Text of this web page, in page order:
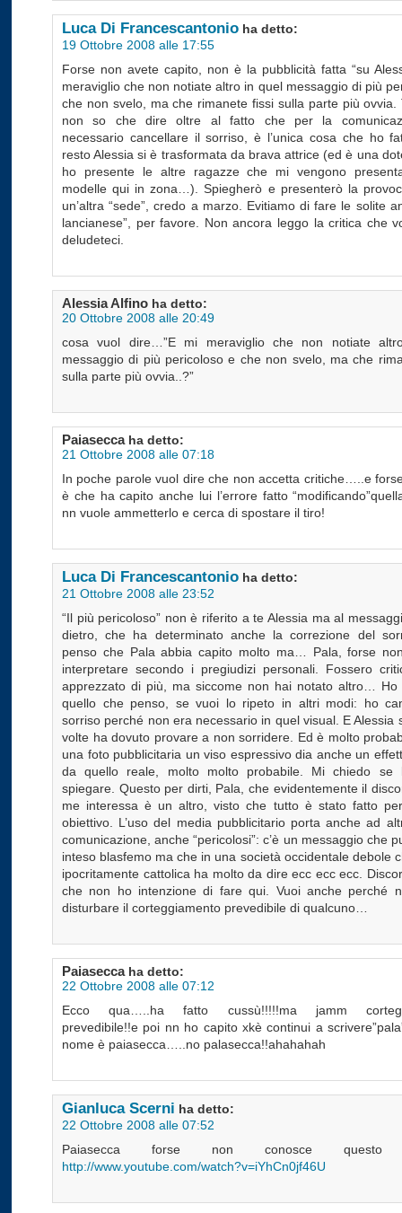
Luca Di Francescantonio ha detto:
19 Ottobre 2008 alle 17:55
Forse non avete capito, non è la pubblicità fatta “su
meraviglio che non notiate altro in quel messaggio di più
che non svelo, ma che rimanete fissi sulla parte più ovvia.
non so che dire oltre al fatto che per la
necessario cancellare il sorriso, è l’unica cosa che ho
resto Alessia si è trasformata da brava attrice (ed è una
ho presente le altre ragazze che mi vengono
modelle qui in zona…). Spiegherò e presenterò la
un’altra “sede”, credo a marzo. Evitiamo di fare le solite
lancianese”, per favore. Non ancora leggo la critica che
deludeteci.
Alessia Alfino ha detto:
20 Ottobre 2008 alle 20:49
cosa vuol dire…”E mi meraviglio che non notiate
messaggio di più pericoloso e che non svelo, ma che
sulla parte più ovvia..?”
Paiasecca ha detto:
21 Ottobre 2008 alle 07:18
In poche parole vuol dire che non accetta critiche…..e
è che ha capito anche lui l’errore fatto
nn vuole ammetterlo e cerca di spostare il tiro!
Luca Di Francescantonio ha detto:
21 Ottobre 2008 alle 23:52
“Il più pericoloso” non è riferito a te Alessia ma al
dietro, che ha determinato anche la correzione del
penso che Pala abbia capito molto ma… Pala, forse
interpretare secondo i pregiudizi personali. Fossero
apprezzato di più, ma siccome non hai notato altro… Ho
quello che penso, se vuoi lo ripeto in altri modi: ho
sorriso perché non era necessario in quel visual. E Alessia
volte ha dovuto provare a non sorridere. Ed è molto
una foto pubblicitaria un viso espressivo dia anche un
da quello reale, molto molto probabile. Mi chiedo se
spiegare. Questo per dirti, Pala, che evidentemente il
me interessa è un altro, visto che tutto è stato fatto
obiettivo. L’uso del media pubblicitario porta anche ad
comunicazione, anche “pericolosi”: c’è un messaggio che
inteso blasfemo ma che in una società occidentale debole
ipocritamente cattolica ha molto da dire ecc ecc ecc.
che non ho intenzione di fare qui. Vuoi anche perché
disturbare il corteggiamento prevedibile di qualcuno…
Paiasecca ha detto:
22 Ottobre 2008 alle 07:12
Ecco qua…..ha fatto cussù!!!!!ma jamm
prevedibile!!e poi nn ho capito xkè continui a
nome è paiasecca…..no palasecca!!ahahahah
Gianluca Scerni ha detto:
22 Ottobre 2008 alle 07:52
Paiasecca forse non conosce questo
http://www.youtube.com/watch?v=iYhCn0jf46U